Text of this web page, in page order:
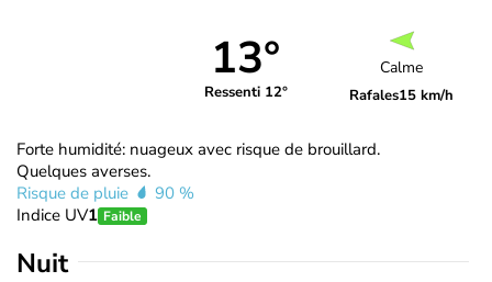
13°
Ressenti 12°
Calme
Rafales15 km/h
Forte humidité: nuageux avec risque de brouillard.
Quelques averses.
Risque de pluie
90 %
Indice UV1 Faible
Nuit